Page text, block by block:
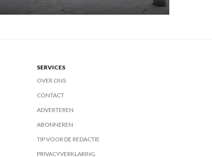
SERVICES
OVER ONS
CONTACT
ADVERTEREN
ABONNEREN
TIP VOOR DE REDACTIE
PRIVACYVERKLARING